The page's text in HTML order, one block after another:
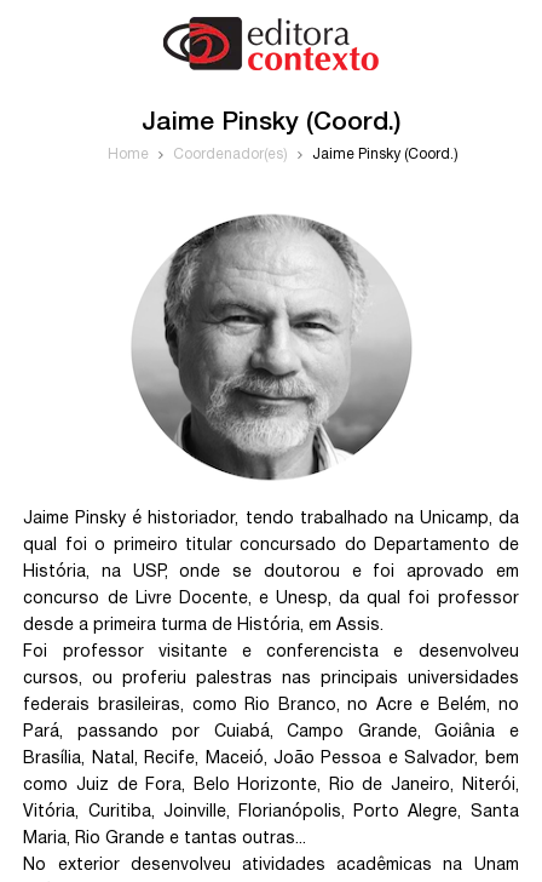
Jaime Pinsky (Coord.)
Home Coordenador(es) Jaime Pinsky (Coord.)
Jaime Pinsky é historiador, tendo trabalhado na Unicamp, da
qual foi o primeiro titular concursado do Departamento de
História, na USP, onde se doutorou e foi aprovado em
concurso de Livre Docente, e Unesp, da qual foi professor
desde a primeira turma de História, em Assis.
Foi professor visitante e conferencista e desenvolveu
cursos, ou proferiu palestras nas principais universidades
federais brasileiras, como Rio Branco, no Acre e Belém, no
Pará, passando por Cuiabá, Campo Grande, Goiânia e
Brasília, Natal, Recife, Maceió, João Pessoa e Salvador, bem
como Juiz de Fora, Belo Horizonte, Rio de Janeiro, Niterói,
Vitória, Curitiba, Joinville, Florianópolis, Porto Alegre, Santa
Maria, Rio Grande e tantas outras...
No exterior desenvolveu atividades acadêmicas na Unam